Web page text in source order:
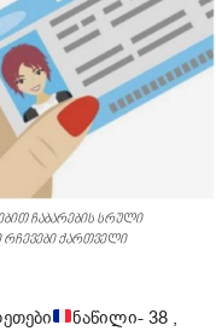
ჩაბარების სრული
რჩევები ქართველი
ნაწილი- 38 ,